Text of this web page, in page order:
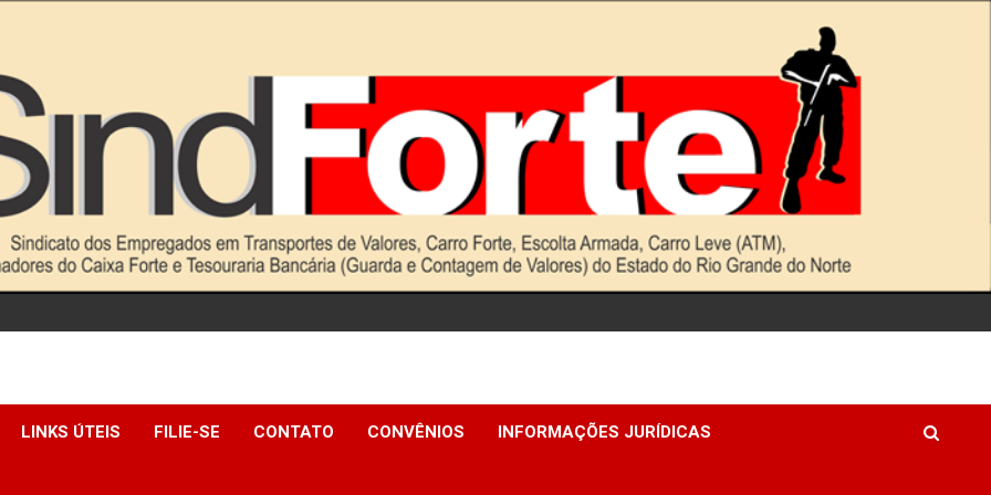
LINKS ÚTEIS FILIE-SE CONTATO CONVÊNIOS INFORMAÇÕES JURÍDICAS